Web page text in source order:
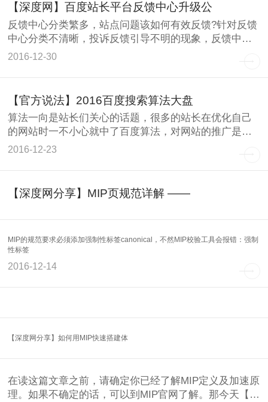
【深度网】百度站长平台反馈中心升级公
反馈中心分类繁多，站点问题该如何有效反馈?针对反馈
中心分类不清晰，投诉反馈引导不明的现象，反馈中心
对反馈重灾区
2016-12-30
【官方说法】2016百度搜索算法大盘
算法一向是站长们关心的话题，很多的站长在优化自己
的网站时一不小心就中了百度算法，对网站的推广是有
很大的影响的，
2016-12-23
【深度网分享】MIP页规范详解 ——
MIP的规范要求必须添加强制性标签canonical，不然MIP校验工具会报错：强制
性标签
2016-12-14
【深度网分享】如何用MIP快速搭建体
在读这篇文章之前，请确定你已经了解MIP定义及加速原
理。如果不确定的话，可以到MIP官网了解。那今天【深